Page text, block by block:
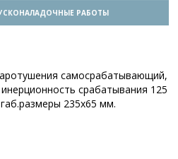
РАБОТЫ
самосрабатывающий,
срабатывания 125
235х65 мм.